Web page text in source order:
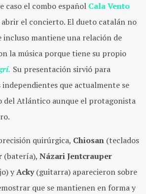
caso el combo español Cala Vento
abrir el concierto. El dueto catalán no
incluso mantiene una relación de
la música porque tiene su propio
Su presentación sirvió para
que actualmente se
del Atlántico aunque el protagonista
quirúrgica, Chiosan (teclados
(batería), Názari Jentcrauper
yAcky(guitarra) aparecieron sobre
que se mantienen en forma y